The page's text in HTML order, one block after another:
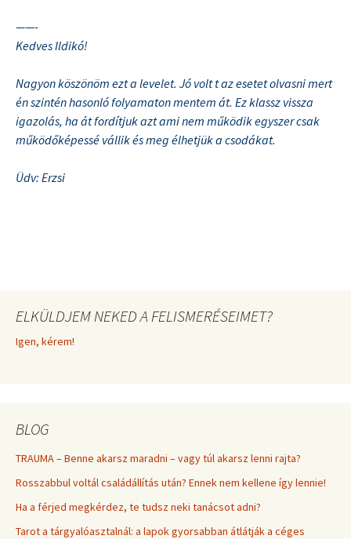
——-
Kedves Ildikó!
Nagyon köszönöm ezt a levelet. Jó volt t az esetet olvasni mert
én szintén hasonló folyamaton mentem át. Ez klassz vissza
igazolás, ha át fordítjuk azt ami nem működik egyszer csak
működőképessé vállik és meg élhetjük a csodákat.
Üdv: Erzsi
ELKÜLDJEM NEKED A FELISMERÉSEIMET?
Igen, kérem!
BLOG
TRAUMA – Benne akarsz maradni – vagy túl akarsz lenni rajta?
Rosszabbul voltál családállítás után? Ennek nem kellene így lennie!
Ha a férjed megkérdez, te tudsz neki tanácsot adni?
Tarot a tárgyalóasztalnál: a lapok gyorsabban átlátják a céges